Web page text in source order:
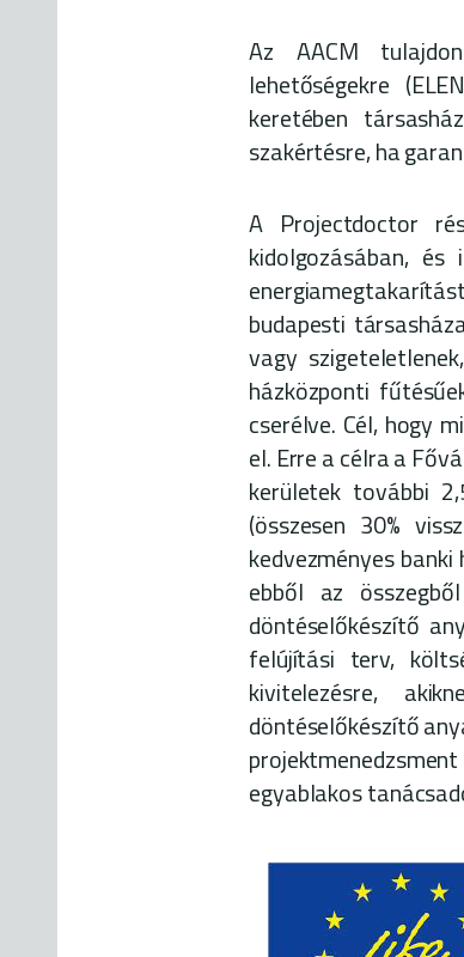
Az AACM
lehetőségekre
keretében
szakértésre, ha
A Projectdoctor
kidolgozásában,
budapesti
vagy
házközponti
cserélve. Cél, hogy
el. Erre a célra a
kerületek további
(összesen 30%
kedvezményes
ebből az
döntéselőkészítő
felújítási terv,
kivitelezésre,
döntéselőkészítő
egyablakos